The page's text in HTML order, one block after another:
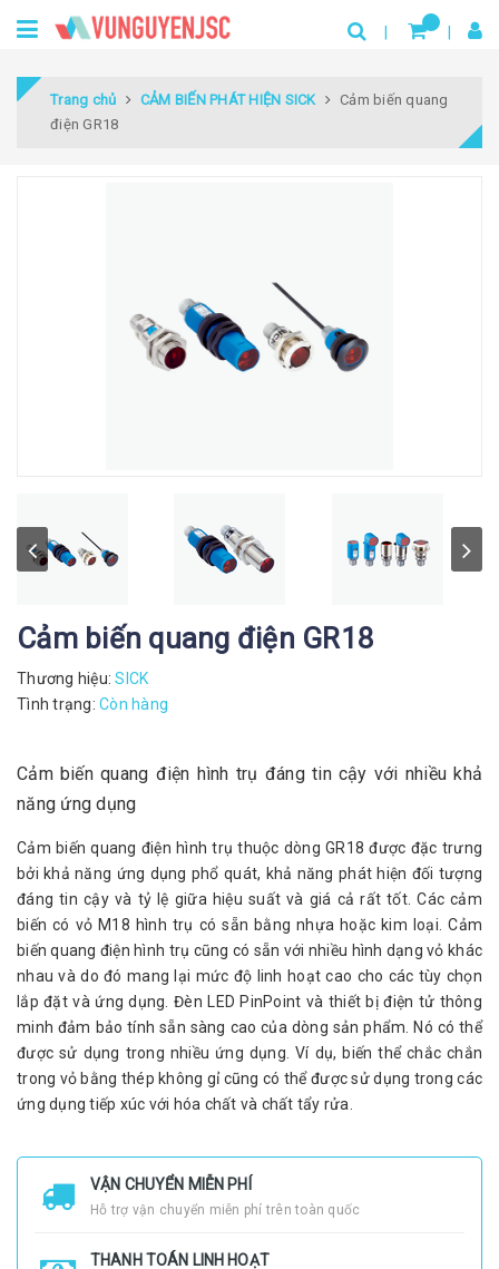
Trang chủ CẢM BIẾN PHÁT HIỆN SICK
Cảm biến quang
điện GR18
Cảm biến quang điện GR18
Thương hiệu: SICK
Tình trạng: Còn hàng
Cảm biến quang điện hình trụ đáng tin cậy với nhiều khả
năng ứng dụng
Cảm biến quang điện hình trụ thuộc dòng GR18 được đặc trưng
bởi khả năng ứng dụng phổ quát, khả năng phát hiện đối tượng
đáng tin cậy và tỷ lệ giữa hiệu suất và giá cả rất tốt. Các cảm
biến có vỏ M18 hình trụ có sẵn bằng nhựa hoặc kim loại. Cảm
biến quang điện hình trụ cũng có sẵn với nhiều hình dạng vỏ khác
nhau và do đó mang lại mức độ linh hoạt cao cho các tùy chọn
lắp đặt và ứng dụng. Đèn LED PinPoint và thiết bị điện tử thông
minh đảm bảo tính sẵn sàng cao của dòng sản phẩm. Nó có thể
được sử dụng trong nhiều ứng dụng. Ví dụ, biến thể chắc chắn
trong vỏ bằng thép không gỉ cũng có thể được sử dụng trong các
ứng dụng tiếp xúc với hóa chất và chất tẩy rửa.
VẬN CHUYỂN MIỄN PHÍ
Hỗ trợ vận chuyển miễn phí trên toàn quốc
THANH TOÁN LINH HOẠT